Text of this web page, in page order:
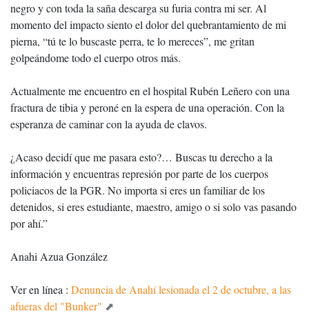
negro y con toda la saña descarga su furia contra mi ser. Al
momento del impacto siento el dolor del quebrantamiento de mi
pierna, “tú te lo buscaste perra, te lo mereces”, me gritan
golpeándome todo el cuerpo otros más.
Actualmente me encuentro en el hospital Rubén Leñero con una
fractura de tibia y peroné en la espera de una operación. Con la
esperanza de caminar con la ayuda de clavos.
¿Acaso decidí que me pasara esto?… Buscas tu derecho a la
información y encuentras represión por parte de los cuerpos
policiacos de la PGR. No importa si eres un familiar de los
detenidos, si eres estudiante, maestro, amigo o si solo vas pasando
por ahí.”
Anahi Azua González
Ver en línea : Denuncia de Anahí lesionada el 2 de octubre, a las
afueras del "Bunker"